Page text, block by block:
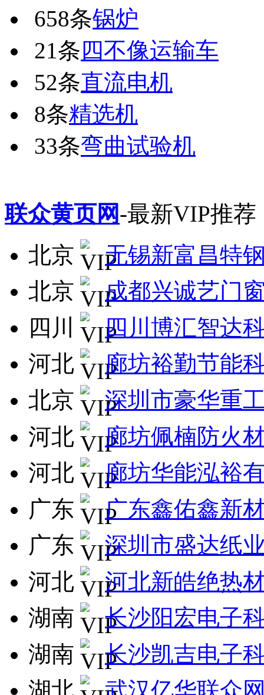
658条锅炉
21条 四不像运输车
52条直流电机
8条精选机
33条弯曲试验机
联众黄页网-最新VIP推荐
北京
无锡新富昌特
北京
成都兴诚艺门
四川
四川博汇智达
河北
廊坊裕勤节能
北京
深圳市豪华重
河北
廊坊佩楠防火
河北
廊坊华能泓裕
广东
广东鑫佑鑫新
广东
深圳市盛达纸
河北
河北新皓绝热
湖南
长沙阳宏电子
湖南
长沙凯吉电子